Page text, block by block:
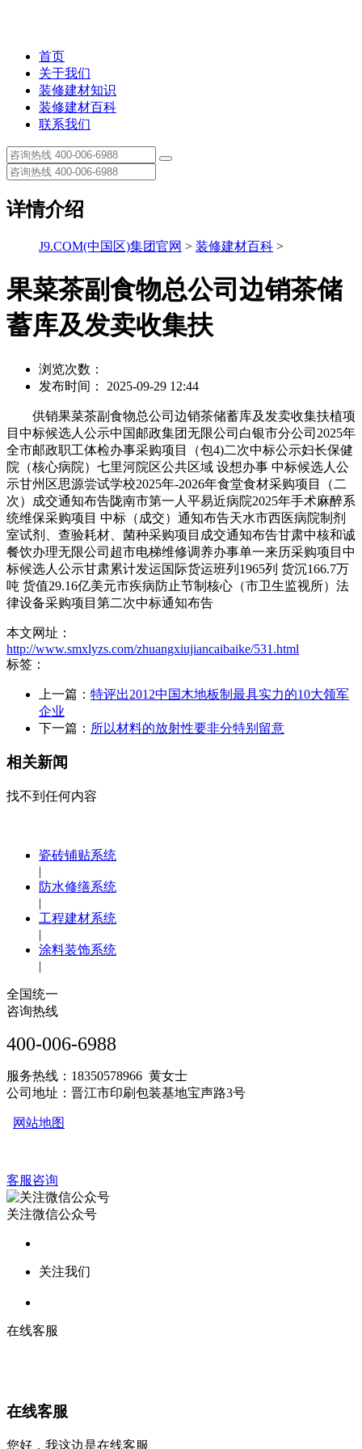
首页
关于我们
装修建材知识
装修建材百科
联系我们
详情介绍
J9.COM(中国区)集团官网 > 装修建材百科 >
果菜茶副食物总公司边销茶储
蓄库及发卖收集扶
浏览次数：
发布时间： 2025-09-29 12:44
供销果菜茶副食物总公司边销茶储蓄库及发卖收集扶植项
目中标候选人公示中国邮政集团无限公司白银市分公司2025年
全市邮政职工体检办事采购项目（包4)二次中标公示妇长保健
院（核心病院）七里河院区公共区域 设想办事 中标候选人公
示甘州区思源尝试学校2025年-2026年食堂食材采购项目（二
次）成交通知布告陇南市第一人平易近病院2025年手术麻醉系
统维保采购项目 中标（成交）通知布告天水市西医病院制剂
室试剂、查验耗材、菌种采购项目成交通知布告甘肃中核和诚
餐饮办理无限公司超市电梯维修调养办事单一来历采购项目中
标候选人公示甘肃累计发运国际货运班列1965列 货沉166.7万
吨 货值29.16亿美元市疾病防止节制核心（市卫生监视所）法
律设备采购项目第二次中标通知布告
本文网址：
http://www.smxlyzs.com/zhuangxiujiancaibaike/531.html
标签：
上一篇： 特评出2012中国木地板制最具实力的10大领军
企业
下一篇： 所以材料的放射性要非分特别留意
相关新闻
找不到任何内容
瓷砖铺贴系统
|
防水修缮系统
|
工程建材系统
|
涂料装饰系统
|
全国统一
咨询热线
400-006-6988
服务热线：18350578966 黄女士
公司地址：晋江市印刷包装基地宝声路3号
网站地图
客服咨询
关注微信公众号
关注我们
在线客服
在线客服
您好，我这边是在线客服